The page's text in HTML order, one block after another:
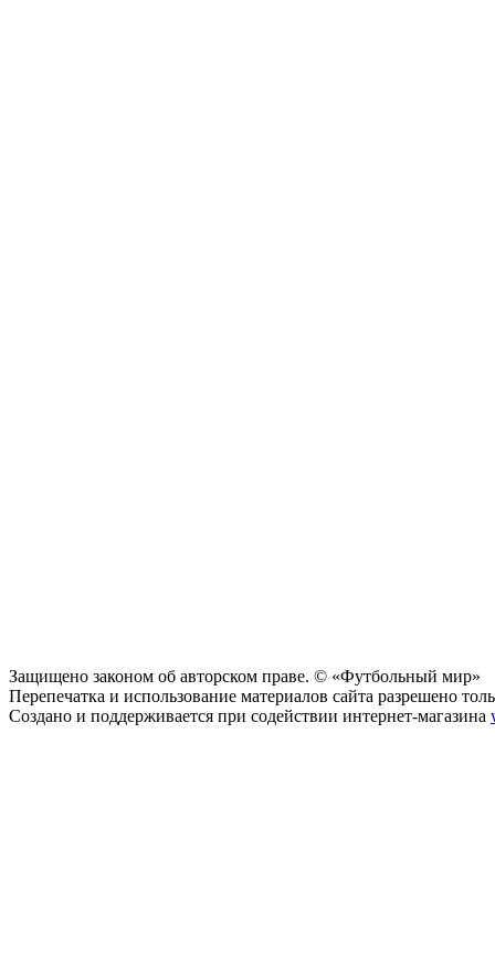
Защищено законом об авторском праве. © «Футбольный мир»
Перепечатка и использование материалов сайта разрешено
Создано и поддерживается при содействии интернет-магазина